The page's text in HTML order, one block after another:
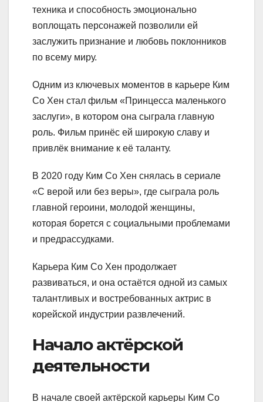
техника и способность эмоционально
воплощать персонажей позволили ей
заслужить признание и любовь поклонников
по всему миру.
Одним из ключевых моментов в карьере Ким
Со Хен стал фильм «Принцесса маленького
заслуги», в котором она сыграла главную
роль. Фильм принёс ей широкую славу и
привлёк внимание к её таланту.
В 2020 году Ким Со Хен снялась в сериале
«С верой или без веры», где сыграла роль
главной героини, молодой женщины,
которая борется с социальными проблемами
и предрассудками.
Карьера Ким Со Хен продолжает
развиваться, и она остаётся одной из самых
талантливых и востребованных актрис в
корейской индустрии развлечений.
Начало актёрской
деятельности
В начале своей актёрской карьеры Ким Со